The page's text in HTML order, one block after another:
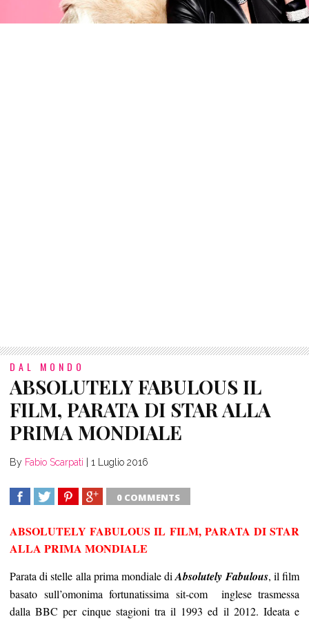
DAL MONDO
ABSOLUTELY FABULOUS IL
FILM, PARATA DI STAR ALLA
PRIMA MONDIALE
By Fabio Scarpati 1 Luglio 2016
0 COMMENTS
ABSOLUTELY FABULOUS IL FILM, PARATA DI STAR
ALLA PRIMA MONDIALE
Parata di stelle alla prima mondiale diAbsolutely Fabulous, il film
basato sull’omonima fortunatissima sit-com inglese trasmessa
dalla BBC per cinque stagioni tra il 1993 ed il 2012. Ideata e